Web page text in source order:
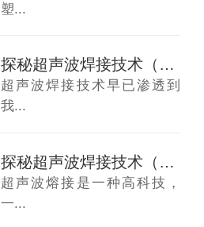
塑...
探秘超声波焊接技术（二）——超声波应用原理
超声波焊接技术早已渗透到
我...
探秘超声波焊接技术（一）——超声波焊接原理
超声波熔接是一种高科技，
一...